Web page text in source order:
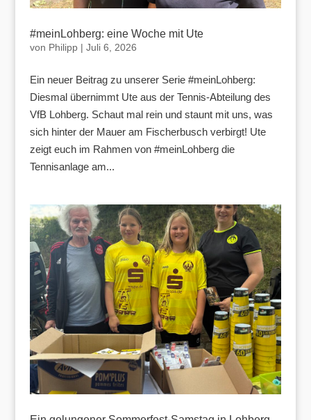
#meinLohberg: eine Woche mit Ute
von Philipp| Juli 6, 2026
Ein neuer Beitrag zu unserer Serie #meinLohberg:
Diesmal übernimmt Ute aus der Tennis-Abteilung des
VfB Lohberg. Schaut mal rein und staunt mit uns, was
sich hinter der Mauer am Fischerbusch verbirgt! Ute
zeigt euch im Rahmen von #meinLohberg die
Tennisanlage am...